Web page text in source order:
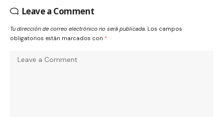
Leave a Comment
Tu dirección de correo electrónico no será publicada. Los campos
obligatorios están marcados con *